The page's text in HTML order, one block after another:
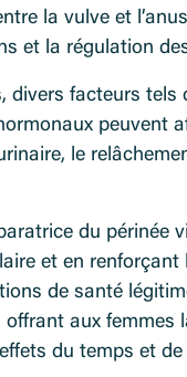
la vulve et
et la régulation
divers facteurs tels
peuvent
le
du périnée
et en
de santé
offrant aux femmes
du temps et